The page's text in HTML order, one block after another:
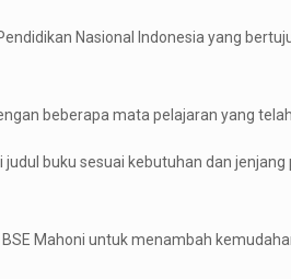
Nasional Indonesia yang
beberapa mata pelajaran yang
buku sesuai kebutuhan dan
Mahoni untuk menambah